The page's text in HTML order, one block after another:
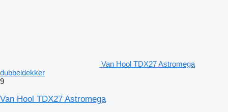
Van Hool TDX27 Astromega
dubbeldekker
9
Van Hool TDX27 Astromega